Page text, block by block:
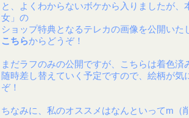
と、よくわからないボケから入りましたが
女」の
ショップ特典となるテレカの画像を公開いた
こちらからどうぞ！
まだラフのみの公開ですが、こちらは着色済
随時差し替えていく予定ですので、絵柄が気
ぞ！
ちなみに、私のオススメはなんといってm（